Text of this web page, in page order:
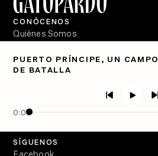
PUERTO PRÍNCIPE, UN CAMPO
DE BATALLA
0:00
CONÓCENOS
Quiénes Somos
PÓDCASTS
Crecer en Distopía
SÍGUENOS